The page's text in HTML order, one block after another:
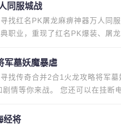
同服城战
找红名PK屠龙麻痹神器万人同
职业，重现了红名PK爆装、屠
军墓妖魔暴虐
找传奇合并2合1火龙攻略将军
情等你来战。 您还可以在挂断
经将